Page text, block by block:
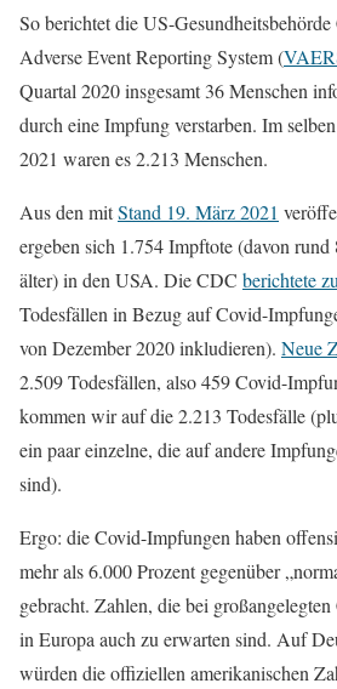
So berichtet die US-
Adverse Event Reporting System (
Quartal 2020 insgesamt 36 Menschen
durch eine Impfung verstarben. Im
2021 waren es 2.213 Menschen.
Aus den mitStand 19. März 2021
ergeben sich 1.754 Impftote (davon rund
älter) in den USA. Die CDC berichtete
Todesfällen in Bezug auf Covid-
von Dezember 2020 inkludieren). Neue
2.509 Todesfällen, also 459 Covid-
kommen wir auf die 2.213 Todesfälle
ein paar einzelne, die auf andere
sind).
Ergo: die Covid-Impfungen haben
mehr als 6.000 Prozent gegenüber
gebracht. Zahlen, die bei
in Europa auch zu erwarten sind. Auf
würden die offiziellen amerikanischen